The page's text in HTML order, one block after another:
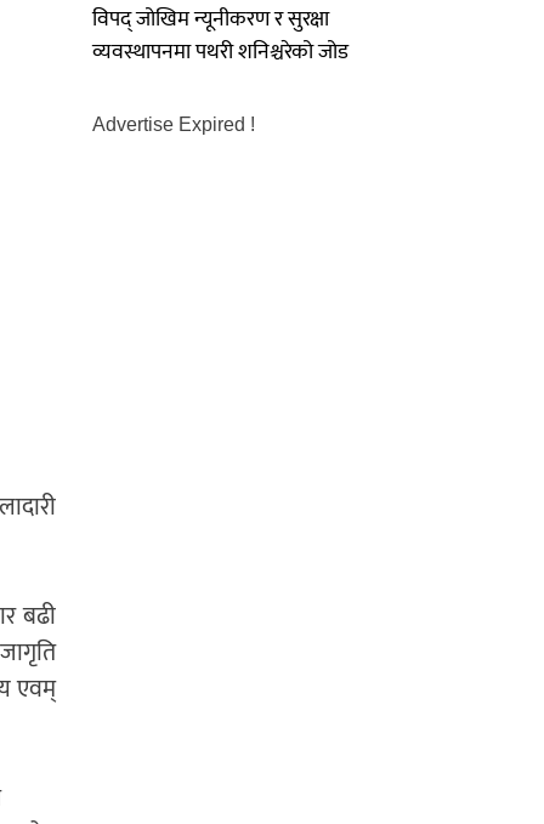
बढी
एवम्
विपद् जोखिम न्यूनीकरण र सुरक्षा
व्यवस्थापनमा पथरी शनिश्चरेको जोड
Advertise Expired !